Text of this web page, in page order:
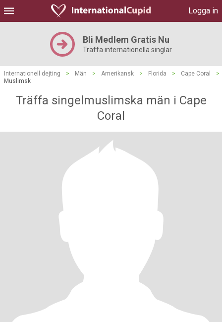
Logga in
Bli Medlem Gratis Nu
Träffa internationella singlar
Internationell dejting > Män > Amerikansk > Florida > Cape Coral
>
Muslimsk
Träffa singelmuslimska män i Cape
Coral